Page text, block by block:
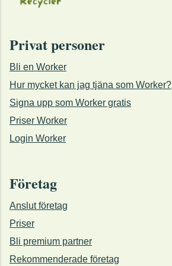
Privat personer
Bli en Worker
Hur mycket kan jag tjäna som Worker?
Signa upp som Worker gratis
Priser Worker
Login Worker
Företag
Anslut företag
Priser
Bli premium partner
Rekommenderade företag